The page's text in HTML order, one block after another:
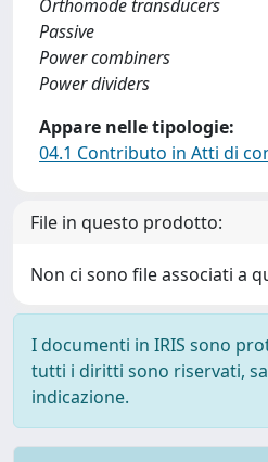
Orthomode transducers
Passive
Power combiners
Power dividers
Appare nelle tipologie:
04.1 Contributo in Atti di
File in questo prodotto:
Non ci sono file associati a
I documenti in IRIS sono
tutti i diritti sono riservati,
indicazione.